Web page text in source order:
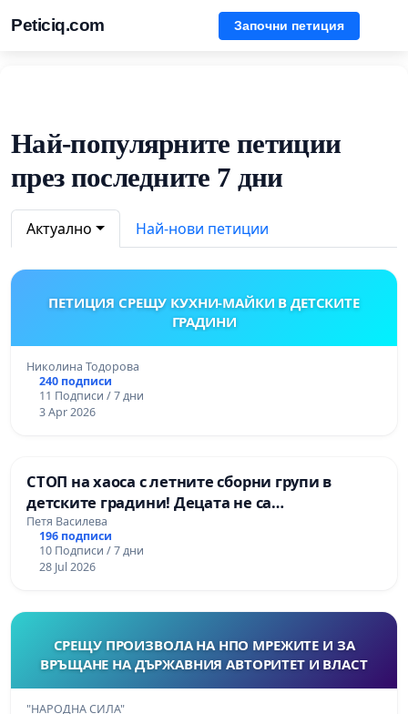
Peticiq.com Започни петиция
Най-популярните петиции
през последните 7 дни
Актуално Най-нови петиции
ПЕТИЦИЯ СРЕЩУ КУХНИ-МАЙКИ В ДЕТСКИТЕ
ГРАДИНИ
Николина Тодорова
240 подписи
11 Подписи / 7 дни
3 Apr 2026
СТОП на хаоса с летните сборни групи в
детските градини! Децата не са
административни бройки!
Петя Василева
196 подписи
10 Подписи / 7 дни
28 Jul 2026
СРЕЩУ ПРОИЗВОЛА НА НПО МРЕЖИТЕ И ЗА
ВРЪЩАНЕ НА ДЪРЖАВНИЯ АВТОРИТЕТ И ВЛАСТ
"НАРОДНА СИЛА"